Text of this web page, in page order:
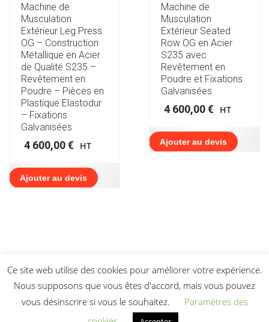
Machine de
Musculation
Extérieur Leg Press
OG – Construction
Métallique en Acier
de Qualité S235 –
Revêtement en
Poudre – Pièces en
Plastique Elastodur
– Fixations
Galvanisées
4 600,00€ HT
Ajouter au devis
Machine de
Musculation
Extérieur Seated
Row OG en Acier
S235 avec
Revêtement en
Poudre et Fixations
Galvanisées
4 600,00€ HT
Ajouter au devis
Ce site web utilise des cookies pour améliorer votre expérience.
Nous supposons que vous êtes d'accord, mais vous pouvez
vous désinscrire si vous le souhaitez.
Paramètres des